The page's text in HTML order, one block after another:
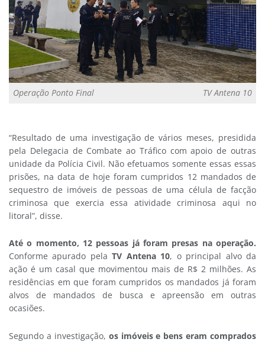
Operação Ponto Final TV Antena 10
“Resultado de uma investigação de vários meses, presidida
pela Delegacia de Combate ao Tráfico com apoio de outras
unidade da Polícia Civil. Não efetuamos somente essas essas
prisões, na data de hoje foram cumpridos 12 mandados de
sequestro de imóveis de pessoas de uma célula de facção
criminosa que exercia essa atividade criminosa aqui no
litoral”, disse.
Até o momento, 12 pessoas já foram presas na operação.
Conforme apurado pelaTV Antena 10, o principal alvo da
ação é um casal que movimentou mais de R$ 2 milhões. As
residências em que foram cumpridos os mandados já foram
alvos de mandados de busca e apreensão em outras
ocasiões.
Segundo a investigação, os imóveis e bens eram comprados